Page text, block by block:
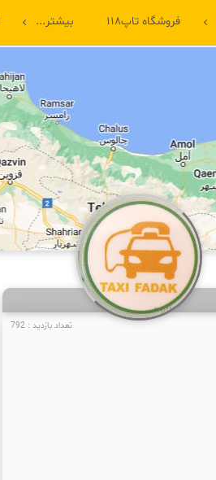
فروشگاه تاپ۱۱۸ بیشتر...
تعداد بازدید : 792